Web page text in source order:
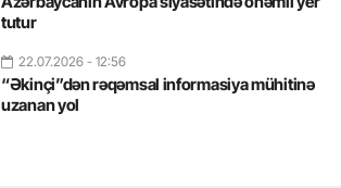
tutur
22.07.2026 - 12:56
“Əkinçi”dən rəqəmsal informasiya mühitinə
uzanan yol